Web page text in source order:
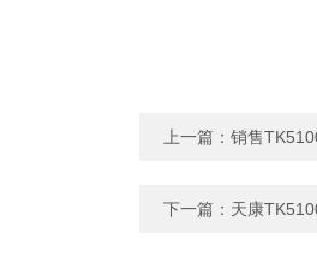
上一篇： 销售
下一篇： 天康